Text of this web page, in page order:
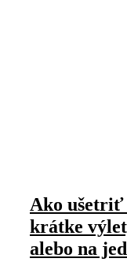
Ako ušetriť
krátke
alebo na